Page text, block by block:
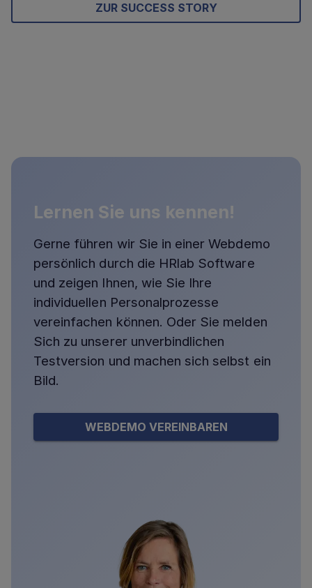
ZUR SUCCESS STORY
Lernen Sie uns kennen!
Gerne führen wir Sie in einer Webdemo
persönlich durch die HRlab Software
und zeigen Ihnen, wie Sie Ihre
individuellen Personalprozesse
vereinfachen können. Oder Sie melden
Sich zu unserer unverbindlichen
Testversion und machen sich selbst ein
Bild.
WEBDEMO VEREINBAREN